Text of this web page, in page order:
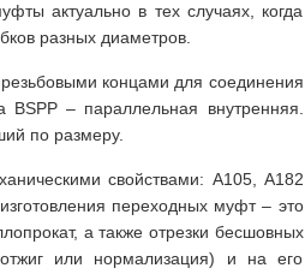
актуально в тех случаях, когда
разных диаметров.
концами для соединения
– параллельная внутренняя.
по размеру.
свойствами: A105, A182
переходных муфт – это
а также отрезки бесшовных
или нормализация) и на его